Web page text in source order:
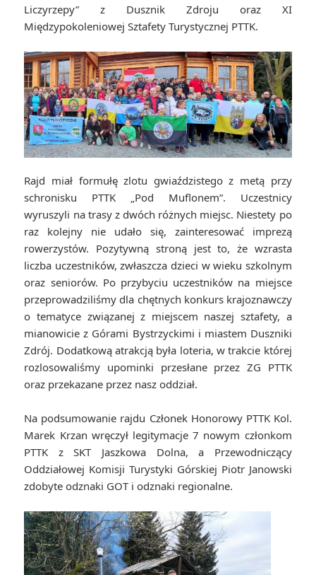
Liczyrzepy” z Dusznik Zdroju oraz XI
Międzypokoleniowej Sztafety Turystycznej PTTK.
Rajd miał formułę zlotu gwiaździstego z metą przy
schronisku PTTK „Pod Muflonem”. Uczestnicy
wyruszyli na trasy z dwóch różnych miejsc. Niestety po
raz kolejny nie udało się, zainteresować imprezą
rowerzystów. Pozytywną stroną jest to, że wzrasta
liczba uczestników, zwłaszcza dzieci w wieku szkolnym
oraz seniorów. Po przybyciu uczestników na miejsce
przeprowadziliśmy dla chętnych konkurs krajoznawczy
o tematyce związanej z miejscem naszej sztafety, a
mianowicie z Górami Bystrzyckimi i miastem Duszniki
Zdrój. Dodatkową atrakcją była loteria, w trakcie której
rozlosowaliśmy upominki przesłane przez ZG PTTK
oraz przekazane przez nasz oddział.
Na podsumowanie rajdu Członek Honorowy PTTK Kol.
Marek Krzan wręczył legitymacje 7 nowym członkom
PTTK z SKT Jaszkowa Dolna, a Przewodniczący
Oddziałowej Komisji Turystyki Górskiej Piotr Janowski
zdobyte odznaki GOT i odznaki regionalne.